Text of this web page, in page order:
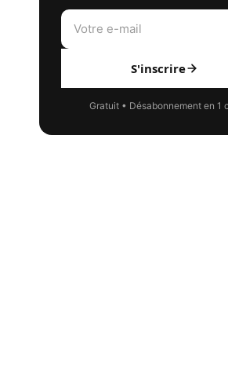
S'inscrire
Gratuit • Désabonnement en 1